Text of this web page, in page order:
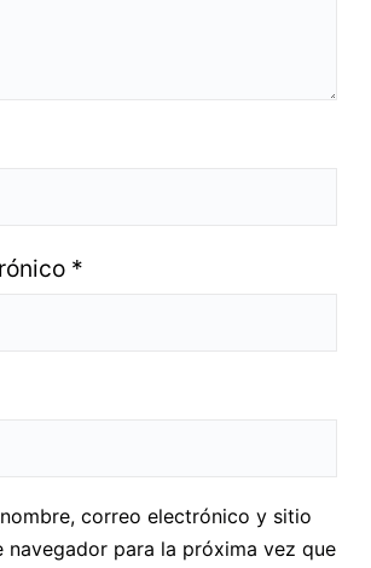
*
correo electrónico y sitio
navegador para la próxima vez que